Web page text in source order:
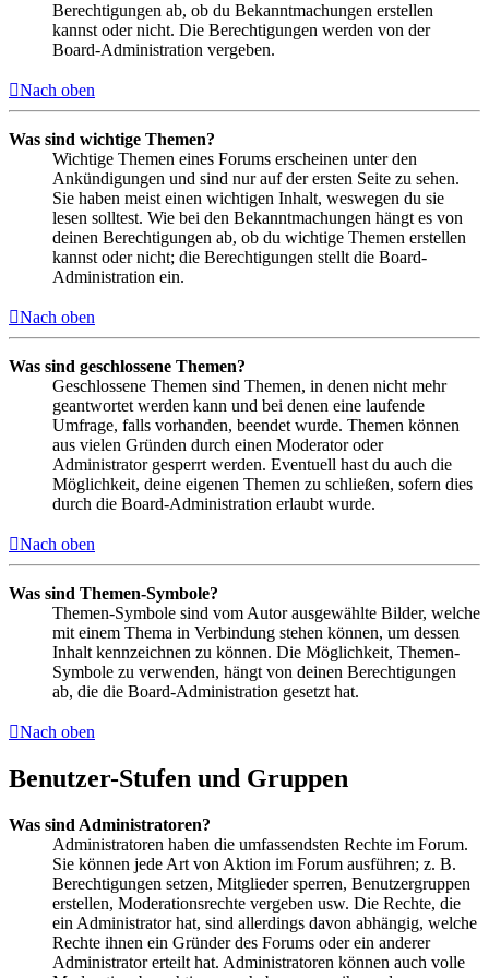
Berechtigungen ab, ob du Bekanntmachungen erstellen
kannst oder nicht. Die Berechtigungen werden von der
Board-Administration vergeben.
Nach oben
Was sind wichtige Themen?
Wichtige Themen eines Forums erscheinen unter den
Ankündigungen und sind nur auf der ersten Seite zu sehen.
Sie haben meist einen wichtigen Inhalt, weswegen du sie
lesen solltest. Wie bei den Bekanntmachungen hängt es von
deinen Berechtigungen ab, ob du wichtige Themen erstellen
kannst oder nicht; die Berechtigungen stellt die Board-
Administration ein.
Nach oben
Was sind geschlossene Themen?
Geschlossene Themen sind Themen, in denen nicht mehr
geantwortet werden kann und bei denen eine laufende
Umfrage, falls vorhanden, beendet wurde. Themen können
aus vielen Gründen durch einen Moderator oder
Administrator gesperrt werden. Eventuell hast du auch die
Möglichkeit, deine eigenen Themen zu schließen, sofern dies
durch die Board-Administration erlaubt wurde.
Nach oben
Was sind Themen-Symbole?
Themen-Symbole sind vom Autor ausgewählte Bilder, welche
mit einem Thema in Verbindung stehen können, um dessen
Inhalt kennzeichnen zu können. Die Möglichkeit, Themen-
Symbole zu verwenden, hängt von deinen Berechtigungen
ab, die die Board-Administration gesetzt hat.
Nach oben
Benutzer-Stufen und Gruppen
Was sind Administratoren?
Administratoren haben die umfassendsten Rechte im Forum.
Sie können jede Art von Aktion im Forum ausführen; z. B.
Berechtigungen setzen, Mitglieder sperren, Benutzergruppen
erstellen, Moderationsrechte vergeben usw. Die Rechte, die
ein Administrator hat, sind allerdings davon abhängig, welche
Rechte ihnen ein Gründer des Forums oder ein anderer
Administrator erteilt hat. Administratoren können auch volle